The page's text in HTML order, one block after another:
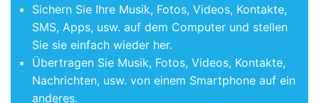
Sichern Sie Ihre Musik, Fotos, Videos, Kontakte,
SMS, Apps, usw. auf dem Computer und stellen
Sie sie einfach wieder her.
Übertragen Sie Musik, Fotos, Videos, Kontakte,
Nachrichten, usw. von einem Smartphone auf ein
anderes.